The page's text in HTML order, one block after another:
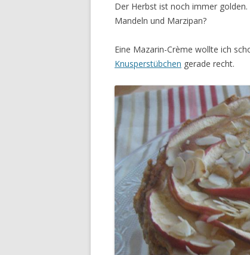
Der Herbst ist noch immer
Mandeln und Marzipan?
Eine Mazarin-Crème wollte ich
Knusperstübchen gerade recht.